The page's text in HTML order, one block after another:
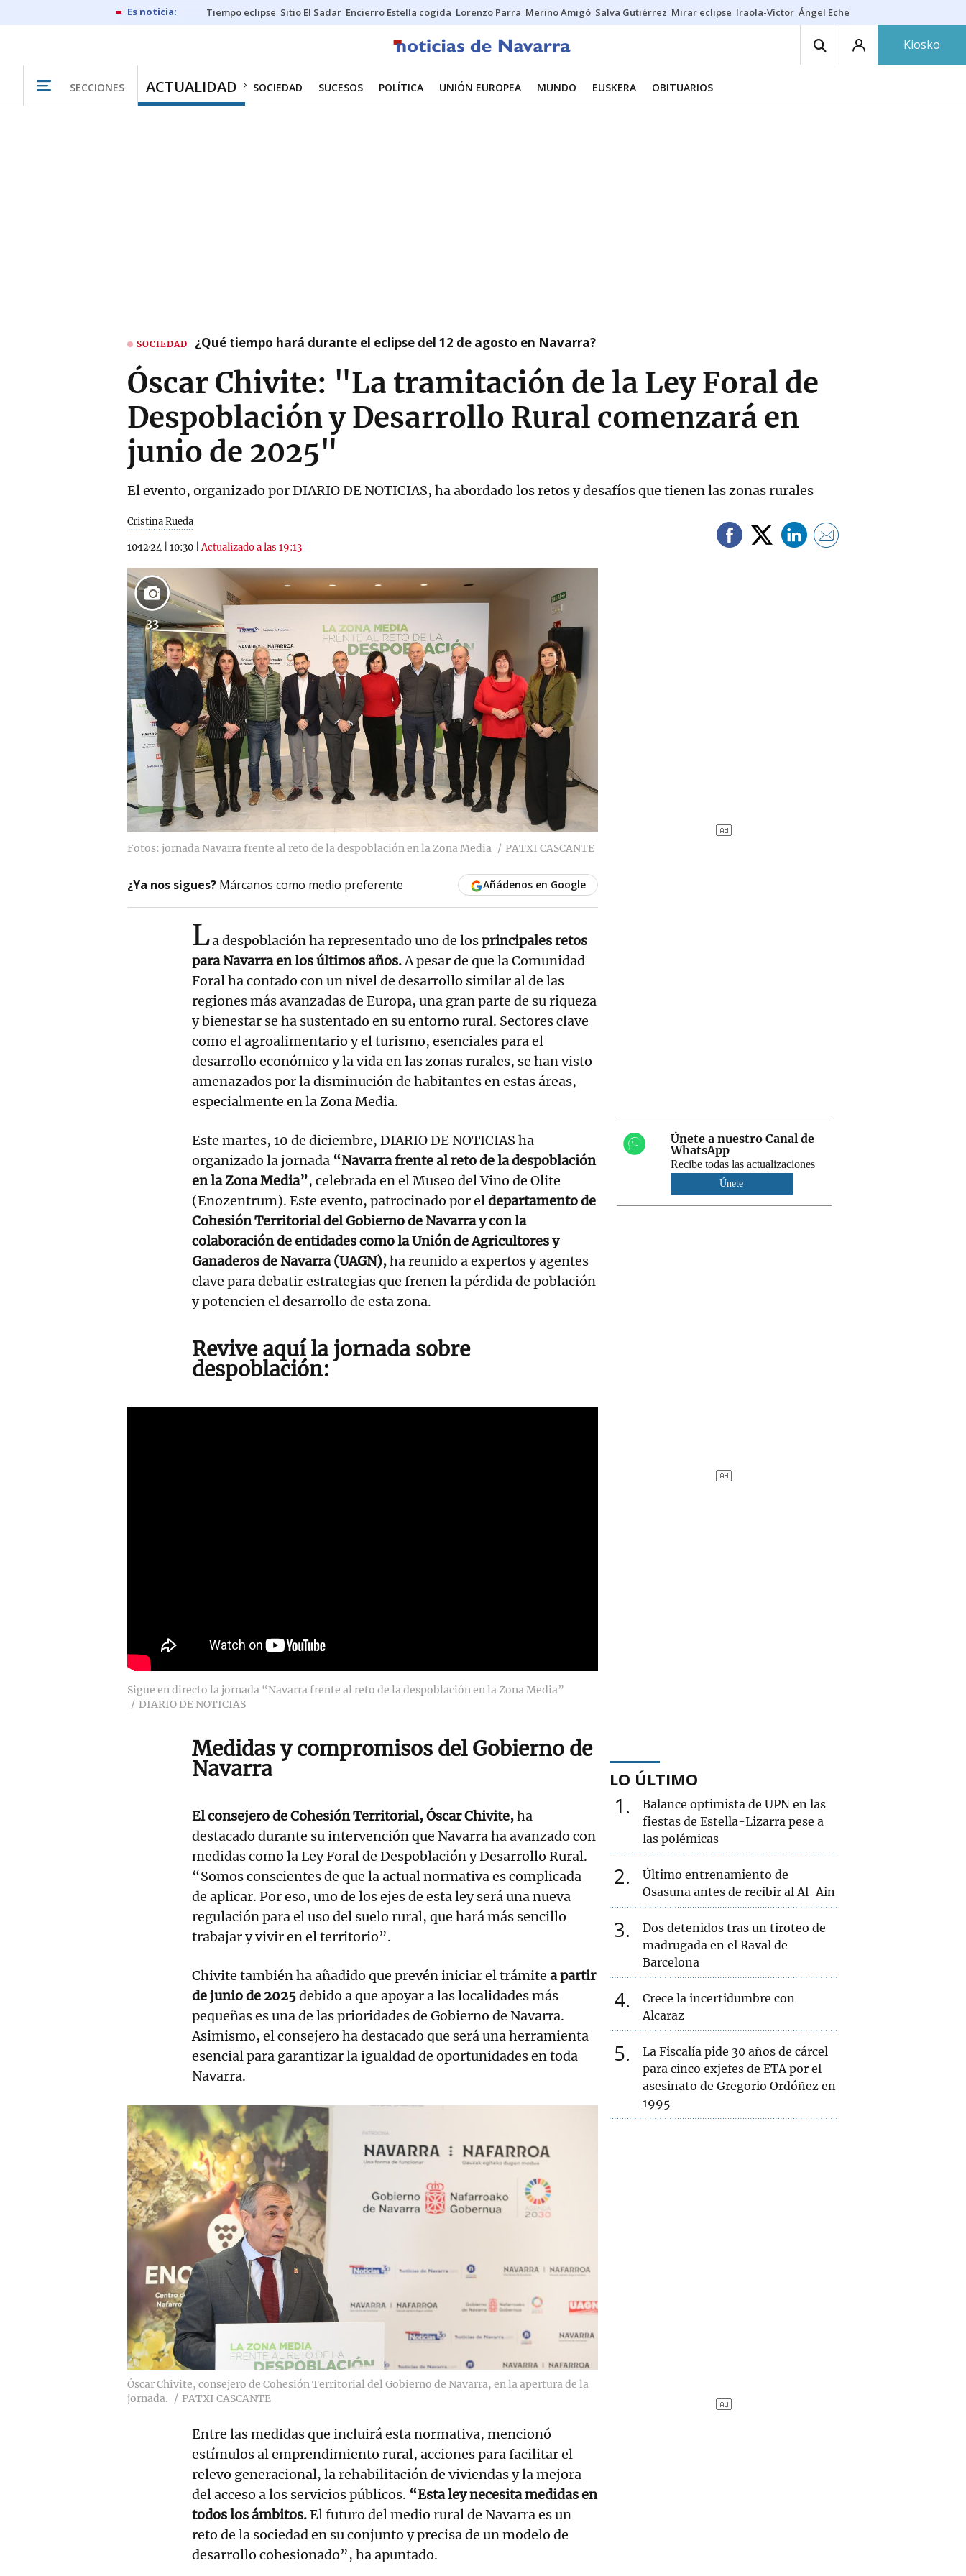
Tiempo eclipse Sitio El Sadar Encierro Estella cogida Lorenzo Parra Merino Amigó Salva Gutiérrez Mirar eclipse Iraola-Víctor Ángel Echeverría
Kiosko
SECCIONES ACTUALIDAD SOCIEDAD SUCESOS POLÍTICA UNIÓN EUROPEA MUNDO EUSKERA OBITUARIOS
SOCIEDAD ¿Qué tiempo hará durante el eclipse del 12 de agosto en Navarra?
Óscar Chivite: "La tramitación de la Ley Foral de
Despoblación y Desarrollo Rural comenzará en
junio de 2025"
El evento, organizado por DIARIO DE NOTICIAS, ha abordado los retos y desafíos que tienen las zonas rurales
Cristina Rueda
10·12·24 10:30 |Actualizado a las 19:13
33
Fotos: jornada Navarra frente al reto de la despoblación en la Zona Media PATXI CASCANTE
¿Ya nos sigues? Márcanos como medio preferente Añádenos en Google
La despoblación ha representado uno de losprincipales retos
para Navarra en los últimos años.A pesar de que la Comunidad
Foral ha contado con un nivel de desarrollo similar al de las
regiones más avanzadas de Europa, una gran parte de su riqueza
y bienestar se ha sustentado en su entorno rural. Sectores clave
como el agroalimentario y el turismo, esenciales para el
desarrollo económico y la vida en las zonas rurales, se han visto
amenazados por la disminución de habitantes en estas áreas,
especialmente en la Zona Media.
Este martes, 10 de diciembre, DIARIO DE NOTICIAS ha
organizado la jornada “Navarra frente al reto de la despoblación
en la Zona Media”, celebrada en el Museo del Vino de Olite
(Enozentrum). Este evento, patrocinado por eldepartamento de
Cohesión Territorial del Gobierno de Navarra y con la
colaboración de entidades como la Unión de Agricultores y
Ganaderos de Navarra (UAGN),ha reunido a expertos y agentes
clave para debatir estrategias que frenen la pérdida de población
y potencien el desarrollo de esta zona.
Revive aquí la jornada sobre
despoblación:
Sigue en directo la jornada “Navarra frente al reto de la despoblación en la Zona Media”
DIARIO DE NOTICIAS
Medidas y compromisos del Gobierno de
Navarra
El consejero de Cohesión Territorial, Óscar Chivite,ha
destacado durante su intervención que Navarra ha avanzado con
medidas como la Ley Foral de Despoblación y Desarrollo Rural.
“Somos conscientes de que la actual normativa es complicada
de aplicar. Por eso, uno de los ejes de esta ley será una nueva
regulación para el uso del suelo rural, que hará más sencillo
trabajar y vivir en el territorio”.
Chivite también ha añadido que prevén iniciar el trámite a partir
de junio de 2025debido a que apoyar a las localidades más
pequeñas es una de las prioridades de Gobierno de Navarra.
Asimismo, el consejero ha destacado que será una herramienta
esencial para garantizar la igualdad de oportunidades en toda
Navarra.
Óscar Chivite, consejero de Cohesión Territorial del Gobierno de Navarra, en la apertura de la
jornada.
PATXI CASCANTE
Entre las medidas que incluirá esta normativa, mencionó
estímulos al emprendimiento rural, acciones para facilitar el
relevo generacional, la rehabilitación de viviendas y la mejora
del acceso a los servicios públicos. “Esta ley necesita medidas en
todos los ámbitos.El futuro del medio rural de Navarra es un
reto de la sociedad en su conjunto y precisa de un modelo de
desarrollo cohesionado”, ha apuntado.
Únete a nuestro Canal de
WhatsApp
Recibe todas las actualizaciones
Únete
LO ÚLTIMO
1
Balance optimista de UPN en las
fiestas de Estella-Lizarra pese a
las polémicas
2
Último entrenamiento de
Osasuna antes de recibir al Al-Ain
3
Dos detenidos tras un tiroteo de
madrugada en el Raval de
Barcelona
4
Crece la incertidumbre con
Alcaraz
5
La Fiscalía pide 30 años de cárcel
para cinco exjefes de ETA por el
asesinato de Gregorio Ordóñez en
1995